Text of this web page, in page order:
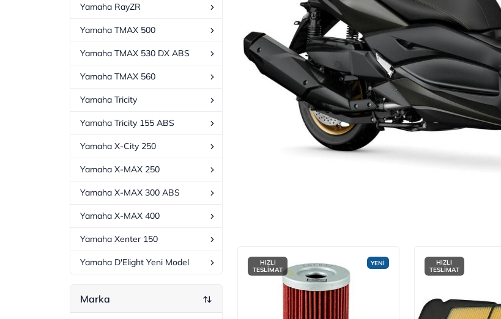
Yamaha RayZR
Yamaha TMAX 500
Yamaha TMAX 530 DX ABS
Yamaha TMAX 560
Yamaha Tricity
Yamaha Tricity 155 ABS
Yamaha X-City 250
Yamaha X-MAX 250
Yamaha X-MAX 300 ABS
Yamaha X-MAX 400
Yamaha Xenter 150
Yamaha D'Elight Yeni Model
Marka
YENİ
HIZLI
TESLİMAT
HIZLI
TESLİMAT